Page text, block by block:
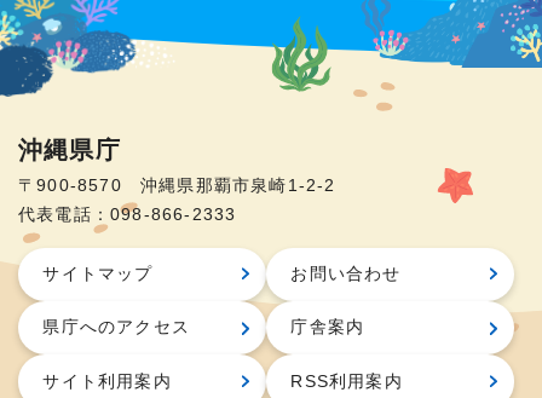
沖縄県庁
〒900-8570 沖縄県那覇市泉崎1-2-2
代表電話：098-866-2333
サイトマップ お問い合わせ
県庁へのアクセス 庁舎案内
サイト利用案内 RSS利用案内